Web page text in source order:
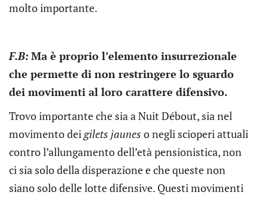
molto importante.
F.B: Ma è proprio l’elemento insurrezionale
che permette di non restringere lo sguardo
dei movimenti al loro carattere difensivo.
Trovo importante che sia a Nuit Débout, sia nel
movimento deigilets jaunes o negli scioperi attuali
contro l’allungamento dell’età pensionistica, non
ci sia solo della disperazione e che queste non
siano solo delle lotte difensive. Questi movimenti